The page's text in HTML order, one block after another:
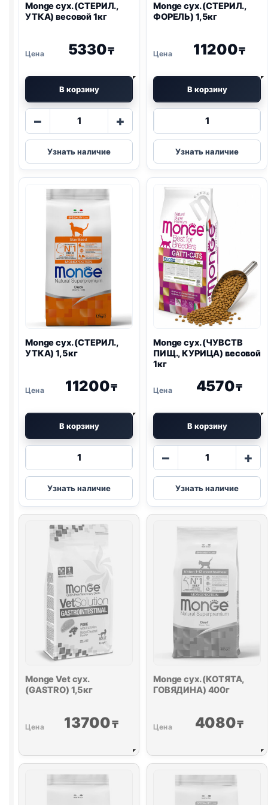
Monge сух. (СТЕРИЛ.,
УТКА) весовой 1кг
5330₸
В корзину
−
Количество
Monge
сух.
(СТЕРИЛ.,
весовой
1кг
+
Узнать наличие
Monge сух. (СТЕРИЛ.,
ФОРЕЛЬ) 1,5кг
11200₸
В корзину
Количество
Monge
сух.
(СТЕРИЛ.,
1,5кг
Узнать наличие
Monge сух. (СТЕРИЛ.,
УТКА) 1,5кг
11200₸
В корзину
Количество
Monge
сух.
(СТЕРИЛ.,
1,5кг
Узнать наличие
Monge сух. (ЧУВСТВ
ПИЩ., КУРИЦА) весовой
1кг
4570₸
В корзину
−
Количество
Monge
сух.
(ЧУВСТВ
весовой
1кг
+
Узнать наличие
Monge Vet сух.
(GASTRO) 1,5кг
13700₸
Monge сух. (КОТЯТА,
ГОВЯДИНА) 400г
4080₸